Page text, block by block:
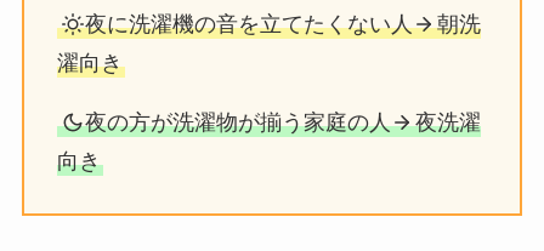
夜に洗濯機の音を立てたくない人
朝洗
濯向き
夜の方が洗濯物が揃う家庭の人
夜洗濯
向き